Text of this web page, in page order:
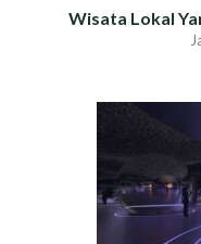
Wisata Lokal